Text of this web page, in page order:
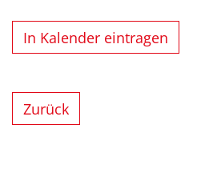
In Kalender eintragen
Zurück